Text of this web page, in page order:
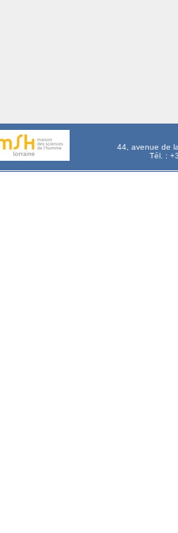
44, avenue de
Tél. :